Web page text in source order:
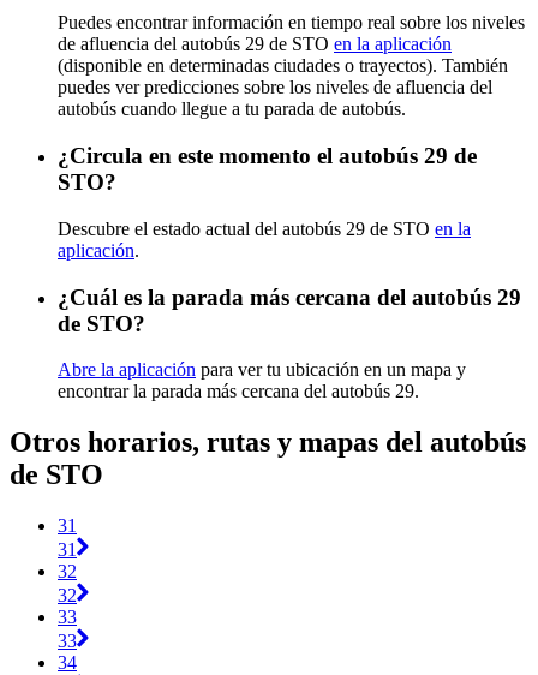
Puedes encontrar información en tiempo real sobre los niveles
de afluencia del autobús 29 de STO en la aplicación
(disponible en determinadas ciudades o trayectos). También
puedes ver predicciones sobre los niveles de afluencia del
autobús cuando llegue a tu parada de autobús.
¿Circula en este momento el autobús 29 de
STO?
Descubre el estado actual del autobús 29 de STO en la
aplicación.
¿Cuál es la parada más cercana del autobús 29
de STO?
Abre la aplicación para ver tu ubicación en un mapa y
encontrar la parada más cercana del autobús 29.
Otros horarios, rutas y mapas del autobús
de STO
31
31
32
32
33
33
34